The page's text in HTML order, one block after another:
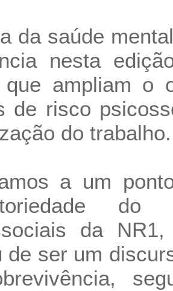
da saúde
nesta
que ampliam o
de risco
do trabalho.
a um
do
da
de ser um